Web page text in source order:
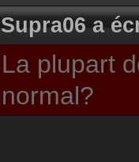
Supra06 a
La plupart
normal?